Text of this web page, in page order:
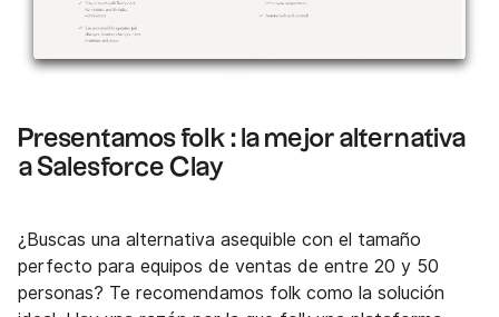
Presentamos folk : la mejor alternativa
a Salesforce Clay
¿Buscas una alternativa asequible con el tamaño
perfecto para equipos de ventas de entre 20 y 50
personas? Te recomendamos folk como la solución